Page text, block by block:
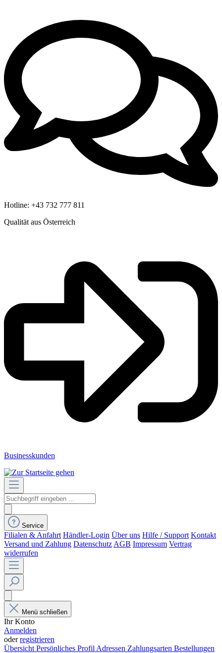
Hotline: +43 732 777 811
Qualität aus Österreich
Businesskunden
Service
Filialen & Anfahrt Händler-Login Über uns Hilfe / Support Kontakt
Versand und Zahlung Datenschutz AGB Impressum Vertrag
widerrufen
Menü schließen
Ihr Konto
Anmelden
oderregistrieren
Übersicht Persönliches Profil Adressen Zahlungsarten Bestellungen